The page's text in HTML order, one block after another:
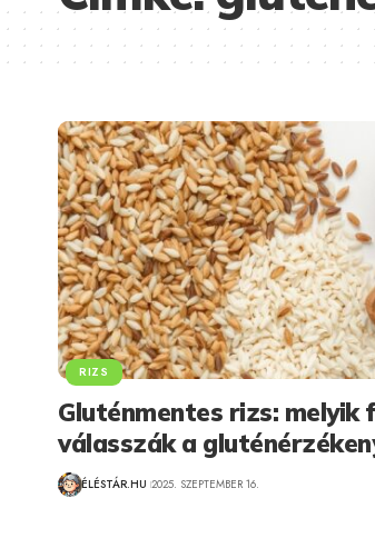
RIZS
Gluténmentes rizs:
válasszák a
ÉLÉSTÁR.HU 2025. SZEPTEMBER 16.